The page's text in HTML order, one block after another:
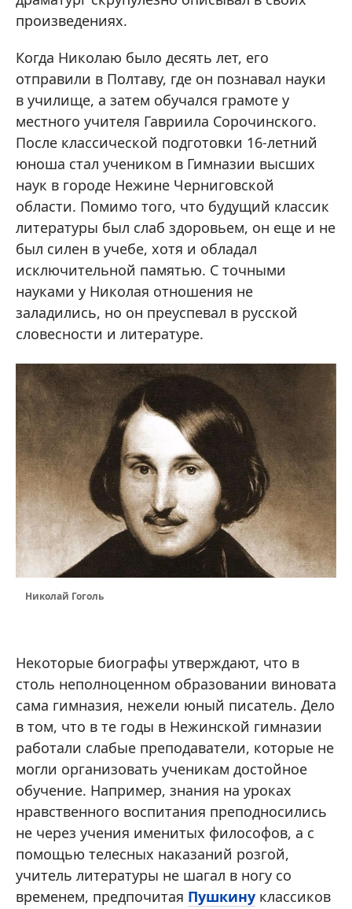
произведениях.
Когда Николаю было десять лет, его
отправили в Полтаву, где он познавал науки
в училище, а затем обучался грамоте у
местного учителя Гавриила Сорочинского.
После классической подготовки 16-летний
юноша стал учеником в Гимназии высших
наук в городе Нежине Черниговской
области. Помимо того, что будущий классик
литературы был слаб здоровьем, он еще и не
был силен в учебе, хотя и обладал
исключительной памятью. С точными
науками у Николая отношения не
заладились, но он преуспевал в русской
словесности и литературе.
Николай Гоголь
Некоторые биографы утверждают, что в
столь неполноценном образовании виновата
сама гимназия, нежели юный писатель. Дело
в том, что в те годы в Нежинской гимназии
работали слабые преподаватели, которые не
могли организовать ученикам достойное
обучение. Например, знания на уроках
нравственного воспитания преподносились
не через учения именитых философов, а с
помощью телесных наказаний розгой,
учитель литературы не шагал в ногу со
временем, предпочитая Пушкину классиков